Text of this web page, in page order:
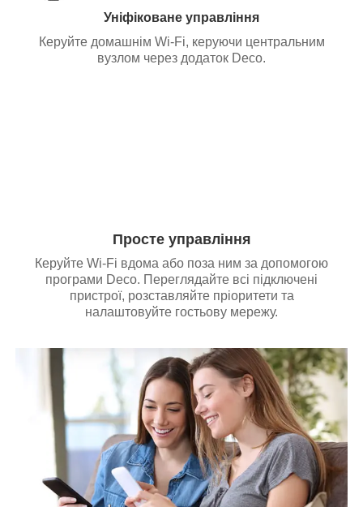
Уніфіковане управління
Керуйте домашнім Wi-Fi, керуючи центральним
вузлом через додаток Deco.
Просте управління
Керуйте Wi-Fi вдома або поза ним за допомогою
програми Deco. Переглядайте всі підключені
пристрої, розставляйте пріоритети та
налаштовуйте гостьову мережу.